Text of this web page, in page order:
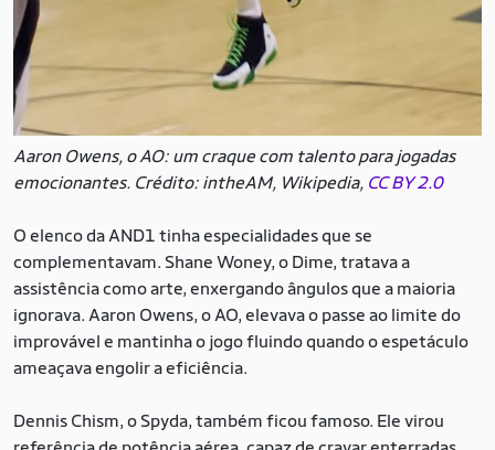
Aaron Owens, o AO: um craque com talento para jogadas
emocionantes. Crédito: intheAM, Wikipedia, CC BY 2.0
O elenco da AND1 tinha especialidades que se
complementavam. Shane Woney, o Dime, tratava a
assistência como arte, enxergando ângulos que a maioria
ignorava. Aaron Owens, o AO, elevava o passe ao limite do
improvável e mantinha o jogo fluindo quando o espetáculo
ameaçava engolir a eficiência.
Dennis Chism, o Spyda, também ficou famoso. Ele virou